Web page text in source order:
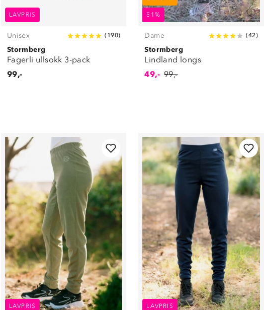
LAVPRIS
Unisex ( 190)
Stormberg
Fagerli ullsokk 3-pack
99,-
51%
Dame (42)
Stormberg
Lindland longs
49,- 99,-
LAVPRIS LAVPRIS